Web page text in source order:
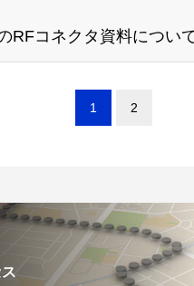
RFコネクタ資料につい
1 2